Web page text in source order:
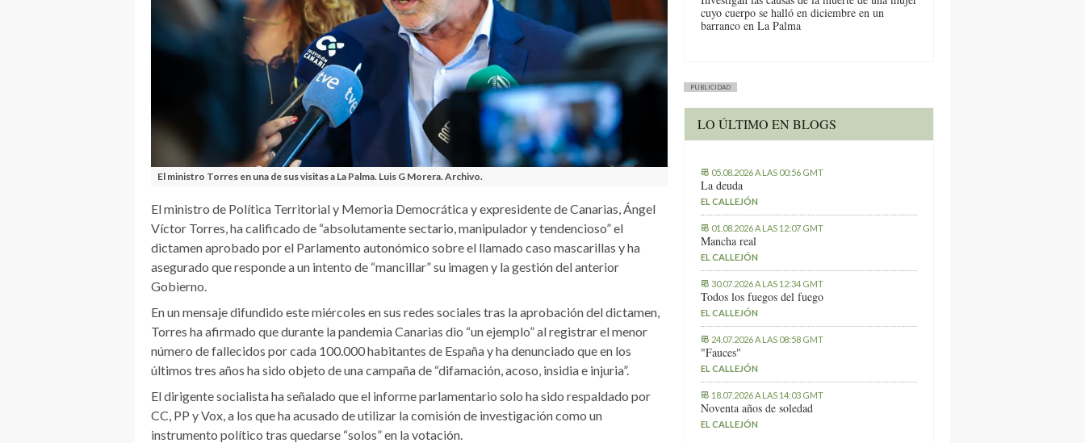
El ministro Torres en una de sus visitas a La Palma. Luis G Morera. Archivo.
El ministro de Política Territorial y Memoria Democrática y expresidente de Canarias, Ángel
Víctor Torres, ha calificado de “absolutamente sectario, manipulador y tendencioso” el
dictamen aprobado por el Parlamento autonómico sobre el llamado caso mascarillas y ha
asegurado que responde a un intento de “mancillar” su imagen y la gestión del anterior
Gobierno.
En un mensaje difundido este miércoles en sus redes sociales tras la aprobación del dictamen,
Torres ha afirmado que durante la pandemia Canarias dio “un ejemplo” al registrar el menor
número de fallecidos por cada 100.000 habitantes de España y ha denunciado que en los
últimos tres años ha sido objeto de una campaña de “difamación, acoso, insidia e injuria”.
El dirigente socialista ha señalado que el informe parlamentario solo ha sido respaldado por
CC, PP y Vox, a los que ha acusado de utilizar la comisión de investigación como un
instrumento político tras quedarse “solos” en la votación.
cuyo cuerpo se halló en diciembre en un
barranco en La Palma
PUBLICIDAD
LO ÚLTIMO EN BLOGS
05.08.2026 A LAS 00:56 GMT
La deuda
EL CALLEJÓN
01.08.2026 A LAS 12:07 GMT
Mancha real
EL CALLEJÓN
30.07.2026 A LAS 12:34 GMT
Todos los fuegos del fuego
EL CALLEJÓN
24.07.2026 A LAS 08:58 GMT
"Fauces"
EL CALLEJÓN
18.07.2026 A LAS 14:03 GMT
Noventa años de soledad
EL CALLEJÓN